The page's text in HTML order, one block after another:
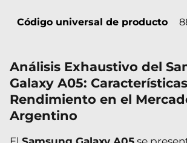
Código universal de producto
Análisis Exhaustivo del
Galaxy A05:
Rendimiento en el
Argentino